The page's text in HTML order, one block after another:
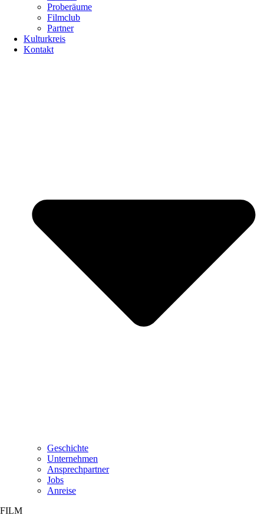
Proberäume
Filmclub
Partner
Kulturkreis
Kontakt
Geschichte
Unternehmen
Ansprechpartner
Jobs
Anreise
FILM